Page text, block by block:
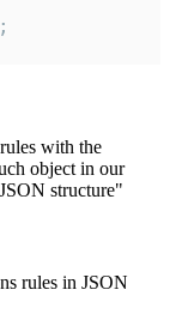
with the
object in our
structure"
rules in JSON